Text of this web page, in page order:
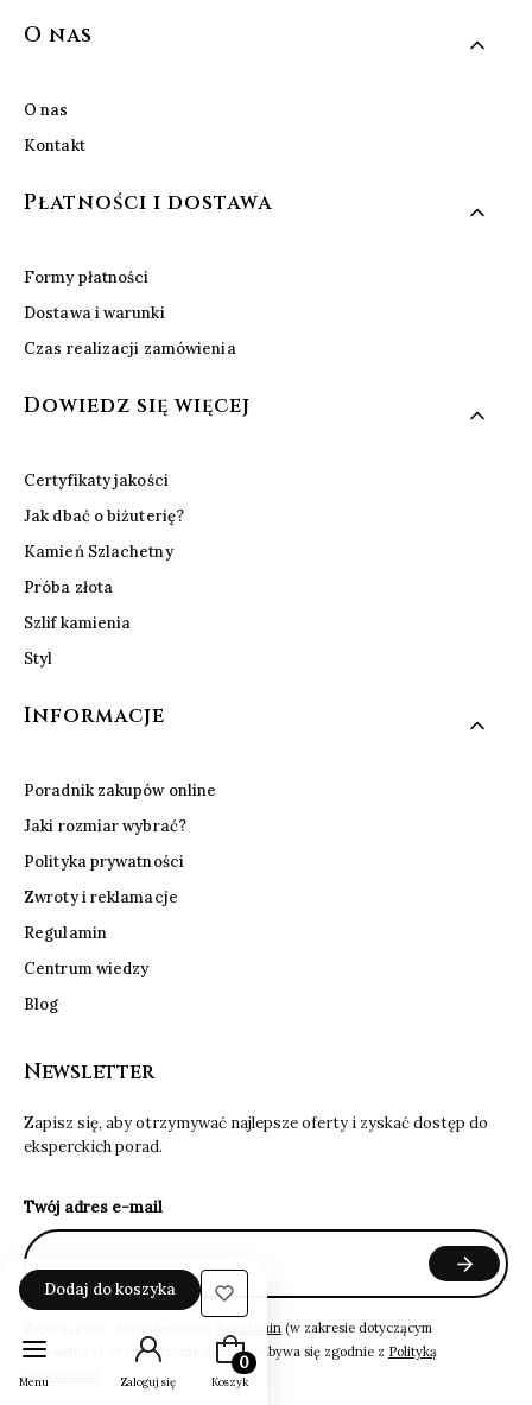
Linki w stopce
O nas
O nas
Kontakt
Płatności i dostawa
Formy płatności
Dostawa i warunki
Czas realizacji zamówienia
Dowiedz się więcej
Certyfikaty jakości
Jak dbać o biżuterię?
Kamień Szlachetny
Próba złota
Szlif kamienia
Styl
Informacje
Poradnik zakupów online
Jaki rozmiar wybrać?
Polityka prywatności
Zwroty i reklamacje
Regulamin
Centrum wiedzy
Blog
Newsletter
Zapisz się, aby otrzymywać najlepsze oferty i zyskać dostęp do
eksperckich porad.
Twój adres e-mail
Regulamin (w zakresie dotyczącym
Newslettera). Przetwarzanie danych odbywa się zgodnie z Polityką
prywatności
Dodaj do koszyka
Menu Zaloguj się
Produkty w koszyku: 0. Zobacz
Koszyk